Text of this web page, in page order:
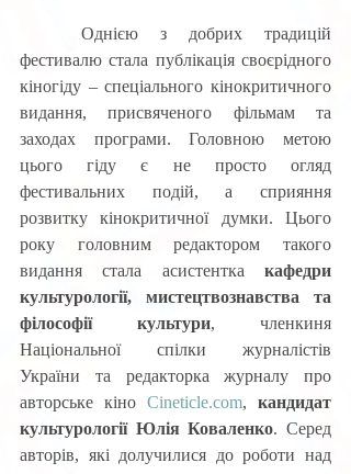
фестивалю стала публікація своєрідного
кіногіду – спеціального кінокритичного
видання, присвяченого фільмам та
заходах програми. Головною метою
цього гіду є не просто огляд
фестивальних подій, а сприяння
розвитку кінокритичної думки. Цього
року головним редактором такого
видання стала асистентка кафедри
культурології, мистецтвознавства та
філософії культури, членкиня
Національної спілки журналістів
України та редакторка журналу про
авторське кіно Cineticle.com, кандидат
культурології Юлія Коваленко. Серед
авторів, які долучилися до роботи над